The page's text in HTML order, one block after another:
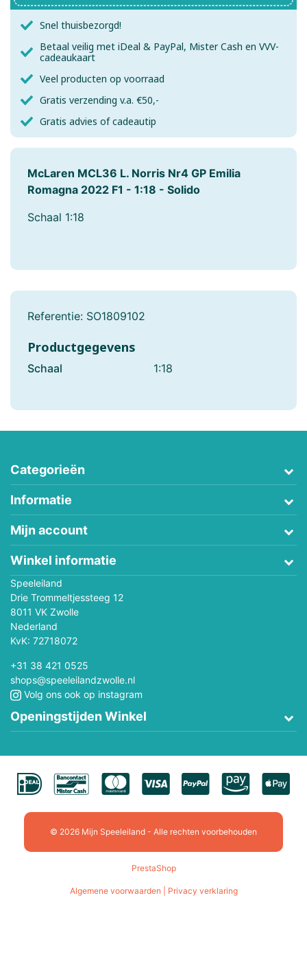
Snel thuisbezorgd!
Betaal veilig met iDeal & PayPal, Mister Cash en VVV-
cadeaukaart
Veel producten op voorraad
Gratis verzending v.a. €50,-
Gratis advies of cadeautip
McLaren MCL36 L. Norris Nr4 GP Emilia
Romagna 2022 F1 - 1:18 - Solido
Schaal 1:18
Referentie: SO1809102
Productgegevens
Schaal 1:18
Categorieën
Informatie
Mijn account
Winkel informatie
Speeleiland
Drie Trommeltjessteeg 12
8011 VK Zwolle
Nederland
KvK: 72718072
+31 38 421 0525
shops@speeleilandzwolle.nl
Volg ons ook op instagram
Openingstijden Winkel
© 2026 Mijn Speeleiland - Alle rechten voorbehouden
PrestaShop
Algemene voorwaarden | Privacy verklaring